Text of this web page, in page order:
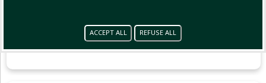
ACCEPT ALL REFUSE ALL
Open